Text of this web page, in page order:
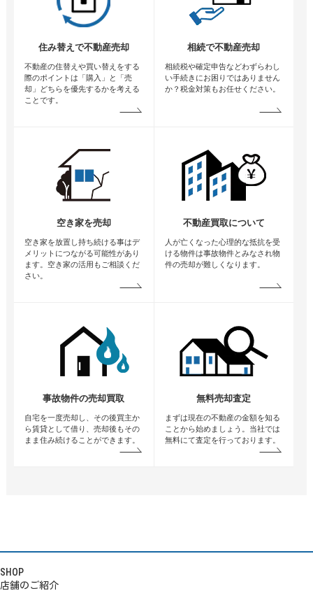
住み替えで不動産売却
不動産の住替えや買い替えをする
際のポイントは「購入」と「売
却」どちらを優先するかを考える
ことです。
相続で不動産売却
相続税や確定申告などわずらわし
い手続きにお困りではありません
か？税金対策もお任せください。
空き家を売却
空き家を放置し持ち続ける事はデ
メリットにつながる可能性があり
ます。空き家の活用もご相談くだ
さい。
不動産買取について
人が亡くなった心理的な抵抗を受
ける物件は事故物件とみなされ物
件の売却が難しくなります。
事故物件の売却買取
自宅を一度売却し、その後買主か
ら賃貸として借り、売却後もその
まま住み続けることができます。
無料売却査定
まずは現在の不動産の金額を知る
ことから始めましょう。当社では
無料にて査定を行っております。
SHOP
店舗のご紹介